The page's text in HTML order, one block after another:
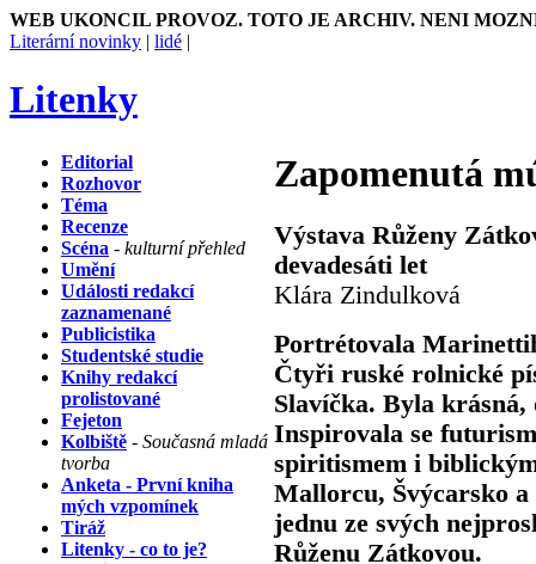
WEB UKONCIL PROVOZ. TOTO JE ARCHIV. NENI
Literární novinky | lidé |
Litenky
Editorial
Rozhovor
Téma
Recenze
Scéna - kulturní přehled
Umění
Události redakcí
zaznamenané
Publicistika
Studentské studie
Knihy redakcí
prolistované
Fejeton
Kolbiště - Současná mladá
tvorba
Anketa - První kniha
mých vzpomínek
Tiráž
Litenky - co to je?
Zapomenutá
Výstava Růženy
devadesáti let
Klára Zindulková
Portrétovala
Čtyři ruské rolnické
Slavíčka. Byla
Inspirovala se
spiritismem i
Mallorcu, Švýcarsko
jednu ze svých
Růženu Zátkovou.